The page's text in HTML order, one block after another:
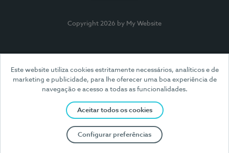
Este website utiliza cookies estritamente necessários, analíticos e de
marketing e publicidade, para lhe oferecer uma boa experiência de
navegação e acesso a todas as funcionalidades.
Aceitar todos os cookies
Configurar preferências
Copyright 2026 by My Website